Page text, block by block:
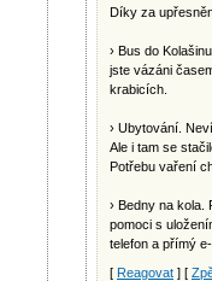
Díky za
› Bus do
jste vázáni
krabicích.
› Ubytování.
Ale i tam se
Potřebu vaření
› Bedny na kola.
pomoci s
telefon a přímý
[ Reagovat ] [